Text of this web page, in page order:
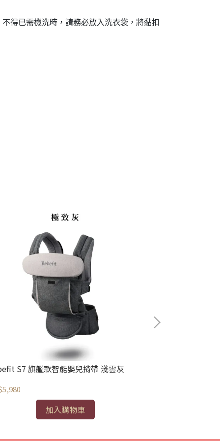
得已需機洗時，請務必放入洗衣袋，將黏扣
S7 旗艦款智能嬰兒揹帶 淺雲灰
加入購物車